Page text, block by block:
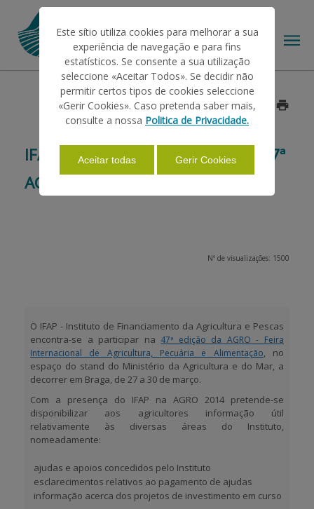
AJUDAS/APOIOS
INFORMAÇÕES
APOIO AO BENEFICIÁRIO
Entrar / Registar
IFAP IRÁ MARCAR PRESENÇA NA 47ª
AGRO
Data: 2014/05/23
Nº de visualizações: 1500
O IFAP - Instituto de Financiamento da Agricultura e Pescas
encontra-se a participar na 47ª edição da AGRO - Feira
Internacional de Agricultura, Pecuária e Alimentação, no
espaço do stand do Ministério da Agricultura e do Mar, a
decorrer em Braga, de 27 a 30 de março.
Com a presença do IFAP na AGRO 2014 pretende-se
disponibilizar aos agricultores informação útil
relativamente às diversas áreas do Instituto,
nomeadamente:
ajudas e apoios concedidos pelo Instituto
esclarecimentos relativos ao pagamento de ajudas
informação acerca dos projetos de investimento em curso
Este sítio utiliza cookies para melhorar a sua
experiência de navegação e para fins
estatísticos. Se consente a sua utilização
seleccione «Aceitar Todos». Se decidir não
permitir certos tipos de cookies seleccione
«Gerir Cookies». Caso pretenda saber mais,
consulte a nossa Politica de Privacidade.
Aceitar todas Gerir Cookies